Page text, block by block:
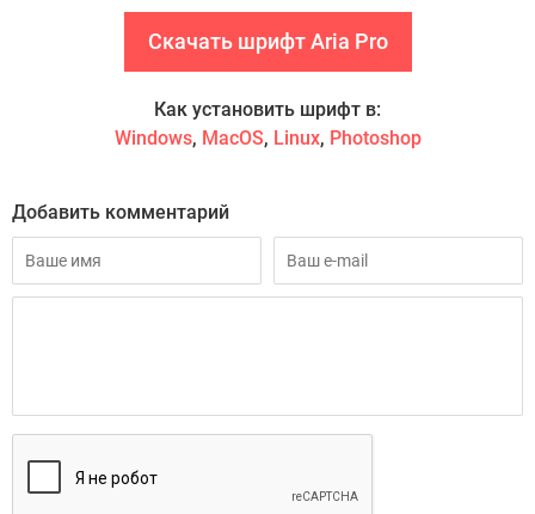
Скачать шрифт Aria Pro
Как установить шрифт в:
Windows, MacOS, Linux, Photoshop
Добавить комментарий